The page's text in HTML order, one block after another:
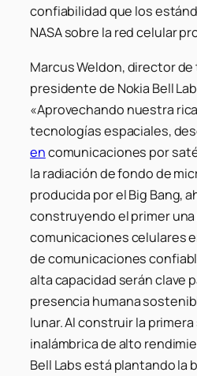
confiabilidad que los
NASA sobre la red celular
Marcus Weldon, director
presidente de Nokia Bell
«Aprovechando nuestra
tecnologías espaciales,
encomunicaciones por
la radiación de fondo de
producida por el Big Bang,
construyendo el primer una
comunicaciones celulares
de comunicaciones
alta capacidad serán clave
presencia humana
lunar. Al construir la
inalámbrica de alto
Bell Labs está plantando la